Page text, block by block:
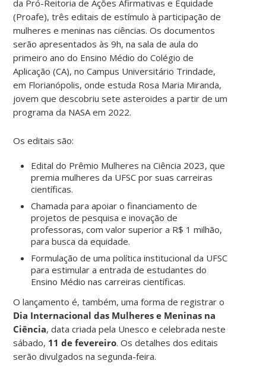
da Pró-Reitoria de Ações Afirmativas e Equidade
(Proafe), três editais de estímulo à participação de
mulheres e meninas nas ciências. Os documentos
serão apresentados às 9h, na sala de aula do
primeiro ano do Ensino Médio do Colégio de
Aplicação (CA), no Campus Universitário Trindade,
em Florianópolis, onde estuda Rosa Maria Miranda,
jovem que descobriu sete asteroides a partir de um
programa da NASA em 2022.
Os editais são:
Edital do Prêmio Mulheres na Ciência 2023, que
premia mulheres da UFSC por suas carreiras
científicas.
Chamada para apoiar o financiamento de
projetos de pesquisa e inovação de
professoras, com valor superior a R$ 1 milhão,
para busca da equidade.
Formulação de uma política institucional da UFSC
para estimular a entrada de estudantes do
Ensino Médio nas carreiras científicas.
O lançamento é, também, uma forma de registrar o
Dia Internacional das Mulheres e Meninas na
Ciência, data criada pela Unesco e celebrada neste
sábado, 11 de fevereiro. Os detalhes dos editais
serão divulgados na segunda-feira.